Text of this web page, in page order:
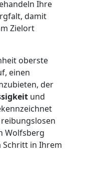
Ihre
damit
Zielort
oberste
einen
der
und
Wolfsberg
Schritt in Ihrem